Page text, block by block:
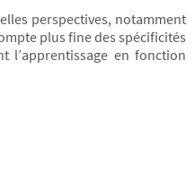
perspectives, notamment
plus fine des spécificités
l’apprentissage en fonction